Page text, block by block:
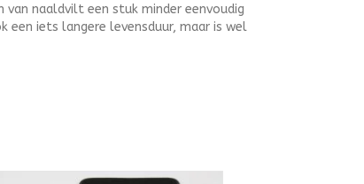
naaldvilt een stuk minder eenvoudig
een iets langere levensduur, maar is wel